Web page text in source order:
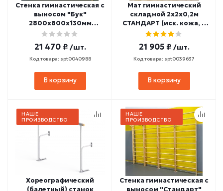
Стенка гимнастическая с
выносом "Бук"
2800х800х130мм
(боковины и
деталях) СТП-43
21 470 ₽ /шт.
Код товара: spt0040988
В корзину
Мат гимнастический
складной 2х2х0,2м
СТАНДАРТ (иск. кожа, 2
сложения) МС200-1
21 905 ₽ /шт.
Код товара: spt0039637
В корзину
НАШЕ
ПРОИЗВОДСТВО
Хореографический
(балетный) станок
НАШЕ
ПРОИЗВОДСТВО
Стенка гимнастическая с
выносом "Стандарт"